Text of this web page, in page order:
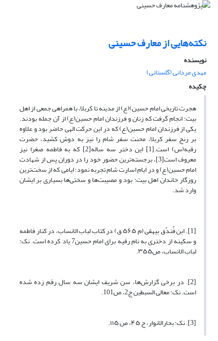
نکته‌هایی از معارف حسینی
نویسنده
مهدی مردانی (گلستانی)
چکیده
هجرت تاریخی امام حسین)(ع) از مدینه تا کربلا، با همراهی جمعی از اهل
بیت: انجام گرفت که زنان و فرزندان امام حسین(ع) از آن جمله بودند.
یکی از فرزندان امام حسین(ع) که در این حرکت الهی حاضر بود و علاوه
بر رنج سفر کربلا، محنت سفر شام را نیز به دوش کشید، حضرت
رقیه(س) است.[1] این دختر سه ساله[2]‌ که به فاطمه صغرا نیز
معروف است[3]، برجسته‌ترین حضور خود را در دوران پس از شهادت
امام حسین(ع) و در ایام اسارت شام تجربه نمود؛ ایامی که از سخت‌ترین
روزگار خاندان اهل بیت: بود و مصیبت‌ها و سختی‌ها بسیاری بر ایشان
وارد شد.
[1]. ابن فُندُق بیهقی (م ۵۶۵ ق) در کتاب لباب الانساب، در کنار فاطمه
و سکینه از دختری به نام رقیه برای امام حسین7 یاد کرده است. نک:
لباب الانساب، ص۳۵۵.
[2]. در برخی گزارش‌ها، سن شریف ایشان سه سال رقم زده شده
است. نک: معالی السبطین ج2، ص101.
[3]. نک: بحارالانوار، ج ۴۵، ص ۱۱۵.